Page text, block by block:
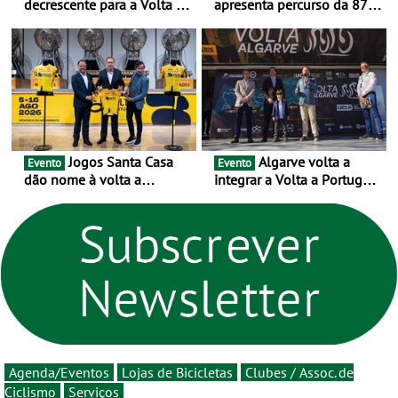
decrescente para a Volta a
as 17 equipas de 2026
apresenta percurso da 87.ª
novo ciclo rumo ao
centenário
Evento Jogos Santa Casa
dão nome à volta a
um novo ciclo da prova
rumo ao centenário - Volta
a Portugal em Bicicleta
estará na estrada entre 5 e
16 de agosto
Evento
integrar a Volta a Portugal
Agenda/Eventos Lojas de Bicicletas
Clubes / Assoc. de
Ciclismo
Serviços